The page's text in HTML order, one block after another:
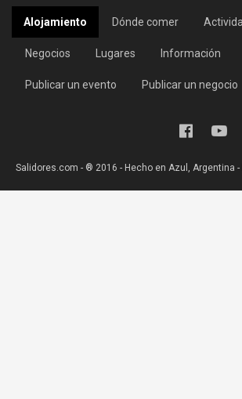
Alojamiento Dónde comer
Negocios Lugares Información
Publicar un evento Publicar un negocio
Salidores.com - ® 2016 - Hecho en Azul, Argentina -